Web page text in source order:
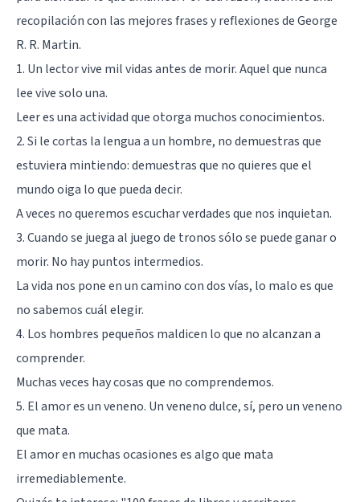
recopilación con las mejores frases y reflexiones de George
R. R. Martin.
1. Un lector vive mil vidas antes de morir. Aquel que nunca
lee vive solo una.
Leer es una actividad que otorga muchos conocimientos.
2. Si le cortas la lengua a un hombre, no demuestras que
estuviera mintiendo: demuestras que no quieres que el
mundo oiga lo que pueda decir.
A veces no queremos escuchar verdades que nos inquietan.
3. Cuando se juega al juego de tronos sólo se puede ganar o
morir. No hay puntos intermedios.
La vida nos pone en un camino con dos vías, lo malo es que
no sabemos cuál elegir.
4. Los hombres pequeños maldicen lo que no alcanzan a
comprender.
Muchas veces hay cosas que no comprendemos.
5. El amor es un veneno. Un veneno dulce, sí, pero un veneno
que mata.
El amor en muchas ocasiones es algo que mata
irremediablemente.